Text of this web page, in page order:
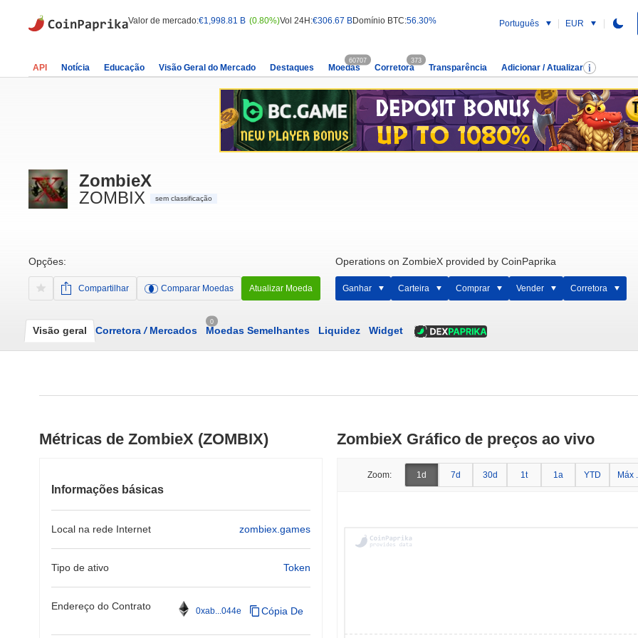
Valor de mercado:€1,998.81 B (0.80%)Vol 24H:€306.67 BDomínio BTC:56.30% Português EUR
API Notícia Educação Visão Geral do Mercado Destaques Moedas
60707
Corretora
373
Transparência Adicionar / Atualizar
ZombieX
ZOMBIX
sem classificação
Opções:
Compartilhar Comparar Moedas Atualizar Moeda
Operations on ZombieX provided by CoinPaprika
Ganhar Carteira Comprar Vender Corretora
Visão geral Corretora /Mercados
0
Moedas Semelhantes Liquidez Widget
Métricas de ZombieX (ZOMBIX)
Informações básicas
Local na rede Internet zombiex.games
Tipo de ativo Token
Endereço do Contrato 0xab...044e Cópia De
ZombieX Gráfico de preços ao vivo
Zoom: 1d 7d 30d 1t 1a YTD Máx .